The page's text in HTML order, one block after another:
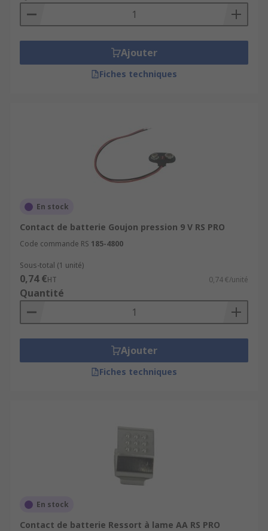
Ajouter
Fiches techniques
En stock
Contact de batterie Goujon pression 9 V RS PRO
Code commande RS 185-4800
Sous-total (1 unité)
0,74 €HT 0,74 €/unité
Quantité
Ajouter
Fiches techniques
En stock
Contact de batterie Ressort à lame AA RS PRO